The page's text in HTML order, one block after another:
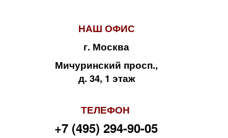
НАШ ОФИС
г. Москва
Мичуринский просп.,
д. 34, 1 этаж
ТЕЛЕФОН
+7 (495) 294-90-05